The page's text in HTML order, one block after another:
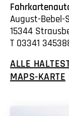
August-Bebel-
15344
T 03341
ALLE
MAPS-KARTE